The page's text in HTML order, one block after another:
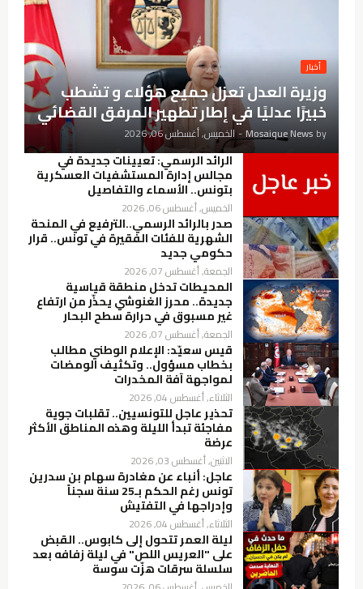
أخبار
وزيرة العدل تعزل جميع هؤلاء و تشطب
خبيرًا عدليًا في إطار تطهير المرفق القضائي
by
Mosaique News
- الخميس, أغسطس 06, 2026
الرائد الرسمي: تعيينات جديدة في
مجالس إدارة المستشفيات العسكرية
بتونس.. الأسماء والتفاصيل
الخميس, أغسطس 06, 2026
صدر بالرائد الرسمي..الترفيع في المنحة
الشهرية للفئات الفقيرة في تونس.. قرار
حكومي جديد
الجمعة, أغسطس 07, 2026
المحيطات تدخل منطقة قياسية
جديدة.. محرز الغنوشي يحذّر من ارتفاع
غير مسبوق في حرارة سطح البحار
الجمعة, أغسطس 07, 2026
قيس سعيّد: الإعلام الوطني مطالب
بخطاب مسؤول.. وتكثيف الومضات
لمواجهة آفة المخدرات
الثلاثاء, أغسطس 04, 2026
تحذير عاجل للتونسيين.. تقلبات جوية
مفاجئة تبدأ الليلة وهذه المناطق الأكثر
عرضة
الاثنين, أغسطس 03, 2026
عاجل: أنباء عن مغادرة سهام بن سدرين
تونس رغم الحكم بـ25 سنة سجناً
وإدراجها في التفتيش
الثلاثاء, أغسطس 04, 2026
ليلة العمر تتحول إلى كابوس.. القبض
على "العريس اللص" في ليلة زفافه بعد
سلسلة سرقات هزّت سوسة